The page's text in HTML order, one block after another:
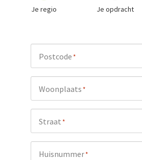
Je regio Je opdracht
Postcode*
Woonplaats*
Straat*
Huisnummer*